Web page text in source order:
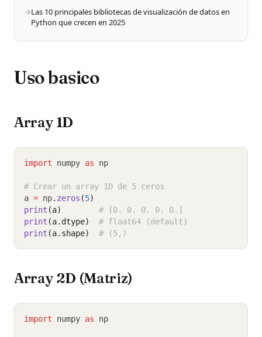
Las 10 principales bibliotecas de visualización de datos en
Python que crecen en 2025
Uso basico
Array 1D
import numpy as np
# Crear un array 1D de 5 ceros
a = np. zeros (5)
print (a)
# [0. 0. 0. 0. 0.]
print (a.dtype)
# float64 (default)
print (a.shape) # (5,)
Array 2D (Matriz)
import numpy as np